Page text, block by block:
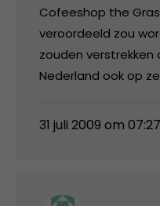
Cofeeshop the
veroordeeld zou
zouden verstrekken
Nederland ook op
31 juli 2009 om 07:27